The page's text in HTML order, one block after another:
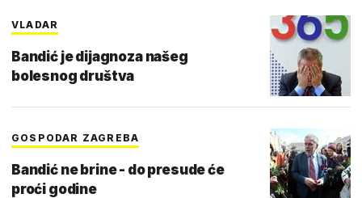
VLADAR
Bandić je dijagnoza našeg
bolesnog društva
GOSPODAR ZAGREBA
Bandić ne brine - do presude će
proći godine